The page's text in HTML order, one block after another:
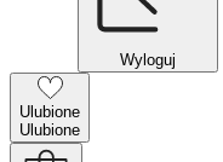
Wyloguj
Ulubione
Ulubione